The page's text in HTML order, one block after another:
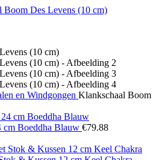
en Windgongen Klankschaal Boom
Boeddha Blauw €79.88